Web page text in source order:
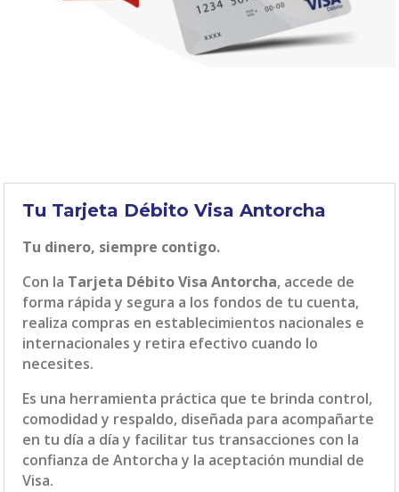
Tu Tarjeta Débito Visa Antorcha
Tu dinero, siempre contigo.
Con la Tarjeta Débito Visa Antorcha, accede de
forma rápida y segura a los fondos de tu cuenta,
realiza compras en establecimientos nacionales e
internacionales y retira efectivo cuando lo
necesites.
Es una herramienta práctica que te brinda control,
comodidad y respaldo, diseñada para acompañarte
en tu día a día y facilitar tus transacciones con la
confianza de Antorcha y la aceptación mundial de
Visa.